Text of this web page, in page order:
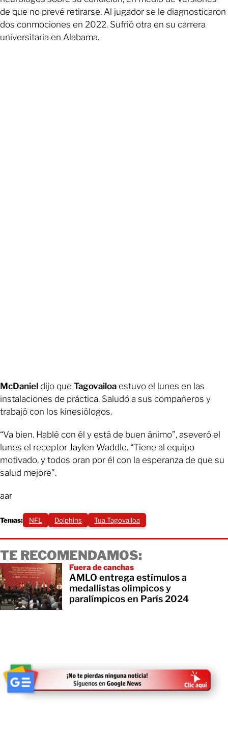
de que no prevé retirarse. Al jugador se le diagnosticaron
dos conmociones en 2022. Sufrió otra en su carrera
universitaria en Alabama.
McDaniel dijo que Tagovailoa estuvo el lunes en las
instalaciones de práctica. Saludó a sus compañeros y
trabajó con los kinesiólogos.
“Va bien. Hablé con él y está de buen ánimo”, aseveró el
lunes el receptor Jaylen Waddle. “Tiene al equipo
motivado, y todos oran por él con la esperanza de que su
salud mejore”.
aar
Temas: NFL Dolphins Tua Tagovailoa
TE RECOMENDAMOS:
Fuera de canchas
AMLO entrega estímulos a
medallistas olímpicos y
paralímpicos en París 2024